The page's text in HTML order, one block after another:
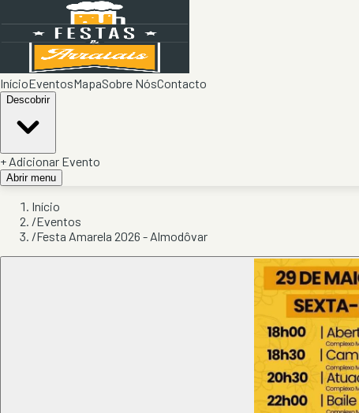
InícioEventosMapaSobre NósContacto
Descobrir
+ Adicionar Evento
Abrir menu
Início
/Eventos
/Festa Amarela 2026 - Almodôvar